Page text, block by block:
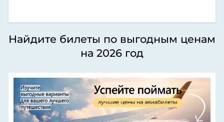
Найдите билеты по выгодным ценам
на 2026 год